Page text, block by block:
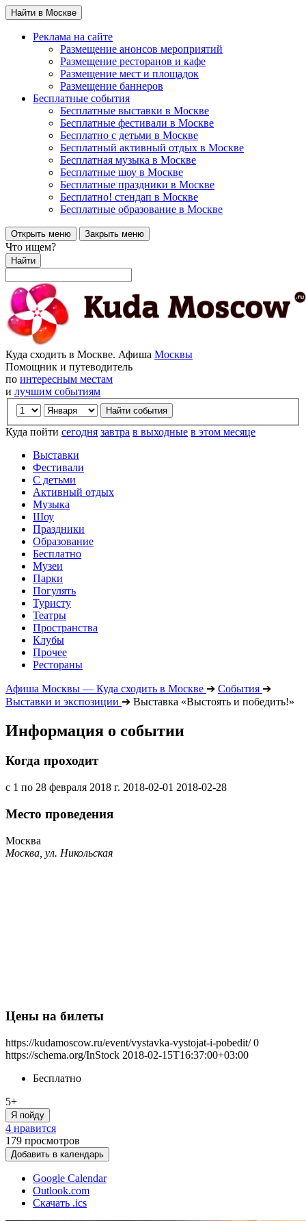
Найти в Москве
Реклама на сайте
Размещение анонсов мероприятий
Размещение ресторанов и кафе
Размещение мест и площадок
Размещение баннеров
Бесплатные события
Бесплатные выставки в Москве
Бесплатные фестивали в Москве
Бесплатно с детьми в Москве
Бесплатный активный отдых в Москве
Бесплатная музыка в Москве
Бесплатные шоу в Москве
Бесплатные праздники в Москве
Бесплатно! стендап в Москве
Бесплатные образование в Москве
Открыть меню Закрыть меню
Что ищем?
Найти
Куда сходить в Москве. Афиша Москвы
Помощник и путеводитель
по интересным местам
и лучшим событиям
Куда пойти сегодня завтра в выходные в этом месяце
Выставки
Фестивали
С детьми
Активный отдых
Музыка
Шоу
Праздники
Образование
Бесплатно
Музеи
Парки
Погулять
Туристу
Театры
Пространства
Клубы
Прочее
Рестораны
Афиша Москвы — Куда сходить в Москве ➔ События ➔
Выставки и экспозиции ➔ Выставка «Выстоять и победить!»
Информация о событии
Когда проходит
с 1 по 28 февраля 2018 г. 2018-02-01 2018-02-28
Место проведения
Москва
Москва, ул. Никольская
Цены на билеты
https://kudamoscow.ru/event/vystavka-vystojat-i-pobedit/ 0
https://schema.org/InStock 2018-02-15T16:37:00+03:00
Бесплатно
5+
Я пойду
4 нравится
179 просмотров
Добавить в календарь
Google Calendar
Outlook.com
Скачать .ics